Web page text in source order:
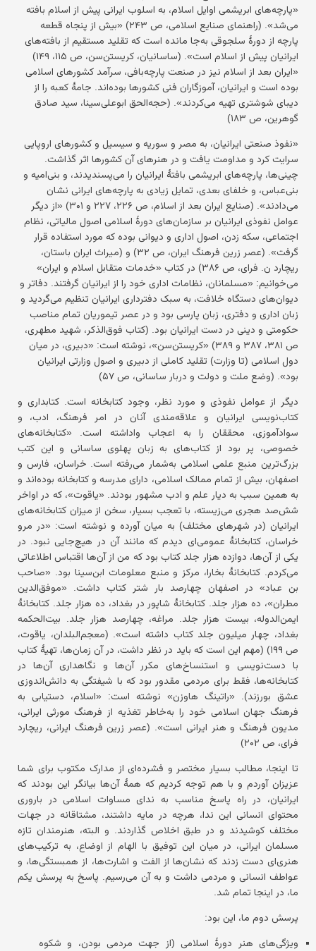
«پارچه‌های ابریشمی اوایل اسلام، به اسلوب ایرانی پیش از اسلام بافته
می‌شد». (راهنمای صنایع اسلامی، ص ۲۴۳) «بیش از پنجاه قطعه
پارچه از دورهٔ سلجوقی به‌جا مانده است که تقلید مستقیم از بافته‌های
ایرانیان پیش از اسلام است». (ساسانیان، کریستن‌سن، ص ۱۱۵، ۱۴۹)
«ایران بعد از اسلام نیز در صنعت پارچه‌بافی، سرآمد کشورهای اسلامی
بوده است و ایرانیان، آموزگاران فنی کشورها بوده‌اند. جامهٔ کعبه را از
دیبای شوشتری تهیه می‌کردند». (حجه‌الحق ابوعلی‌سینا، سید صادق
گوهرین، ص ۱۸۳)
«نفوذ صنعتی ایرانیان، به مصر و سوریه و سیسیل و کشورهای اروپایی
سرایت کرد و مداومت یافت و در هنرهای آن کشورها اثر گذاشت.
چینی‌ها، پارچه‌های ابریشمی بافتهٔ ایرانیان را می‌پسندیدند، و بنی‌امیه و
بنی‌عباس، و خلفای بعدی، تمایل زیادی به پارچه‌های ایرانی نشان
می‌دادند». (صنایع ایران بعد از اسلام، ص ۲۲۶، ۲۲۷ و ۳۰۱) «از دیگر
عوامل نفوذی ایرانیان بر سازمان‌های دورهٔ اسلامی اصول مالیاتی، نظام
اجتماعی، سکه زدن، اصول اداری و دیوانی بوده که مورد استفاده قرار
گرفت». (عصر زرین فرهنگ ایران، ص ۳۲) و (میراث ایران باستان،
ریچارد ن. فرای، ص ۳۸۶) در کتاب «خدمات متقابل اسلام و ایران»
می‌خوانیم: «مسلمانان، نظامات اداری خود را از ایرانیان گرفتند. دفاتر و
دیوان‌های دستگاه خلافت، به سبک دفترداری ایرانیان تنظیم می‌گردید و
زبان اداری و دفتری، زبان پارسی بود و در عصر تیموریان تمام مناصب
حکومتی و دینی در دست ایرانیان بود. (کتاب فوق‌الذکر، شهید مطهری،
ص ۳۸۱، ۳۸۷ و ۳۸۹) «کریستن‌سن»، نوشته است: «دبیری، در میان
دول اسلامی (تا وزارت) تقلید کاملی از دبیری و اصول وزارتی ایرانیان
بود». (وضع ملت و دولت و دربار ساسانی، ص ۵۷)
دیگر از عوامل نفوذی و مورد نظر، وجود کتابخانه است. کتابداری و
کتاب‌نویسی ایرانیان و علاقه‌مندی آنان در امر فرهنگ، ادب، و
سوادآموزی، محققان را به اعجاب واداشته است. «کتابخانه‌های
خصوصی، پر بود از کتاب‌های به زبان پهلوی ساسانی و این کتب
بزرگ‌ترین منبع علمی اسلامی به‌شمار می‌رفته است. خراسان، فارس و
اصفهان، بیش از تمام ممالک اسلامی، دارای مدرسه و کتابخانه بوده‌اند و
به همین سبب به دیار علم و ادب مشهور بودند. «یاقوت»، که در اواخر
شش‌صد هجری می‌زیسته، با تعجب بسیار، سخن از میزان کتابخانه‌های
ایرانیان (در شهرهای مختلف) به میان آورده و نوشته است: «در مرو
خراسان، کتابخانهٔ عمومی‌ای دیدم که مانند آن در هیچ‌جایی نبود. در
یکی از آن‌ها، دوازده هزار جلد کتاب بود که من از آن‌ها اقتباس اطلاعاتی
می‌کردم. کتابخانهٔ بخارا، مرکز و منبع معلومات ابن‌سینا بود. «صاحب
بن عباد» در اصفهان چهارصد بار شتر کتاب داشت. «موفق‌الدین
مطران»، ده هزار جلد. کتابخانهٔ شاپور در بغداد، ده هزار جلد. کتابخانهٔ
ایمن‌الدوله، بیست هزار جلد. مراغه، چهارصد هزار جلد. بیت‌الحکمه
بغداد، چهار میلیون جلد کتاب داشته است». (معجم‌البلدان، یاقوت،
ص ۱۹۹) (مهم این است که باید در نظر داشت، در آن زمان‌ها، تهیهٔ کتاب
با دست‌نویسی و استنساخ‌های مکرر آن‌ها و نگاهداری آن‌ها در
کتابخانه‌ها، فقط برای مردمی مقدور بود که با شیفتگی به دانش‌اندوزی
عشق بورزند). «راتینگ هاوزن» نوشته است: «اسلام، دستیابی به
فرهنگ جهان اسلامی خود را به‌خاطر تغذیه از فرهنگ مورثی ایرانی،
مدیون فرهنگ و هنر ایرانی است». (عصر زرین فرهنگ ایرانی، ریچارد
فرای، ص ۲۰۲)
تا اینجا، مطالب بسیار مختصر و فشرده‌ای از مدارک مکتوب برای شما
عزیزان آوردم و با هم توجه کردیم که همهٔ آن‌ها بیانگر این بودند که
ایرانیان، در راه پاسخ مناسب به ندای مساوات اسلامی در باروری
محتوای انسانی این ندا، هرچه در مایه داشتند، مشتاقانه در جهات
مختلف کوشیدند و در طبق اخلاص گذاردند. و البته، هنرمندان تازه
مسلمان ایرانی، در میان این توفیق با الهام از اوضاع، به ترکیب‌های
هنری‌ای دست زدند که نشان‌ها از الفت و اشارت‌ها، از همبستگی‌ها، و
عواطف انسانی و مردمی داشت و به آن می‌رسیم. پاسخ به پرسش یکم
ما، در اینجا تمام شد.
پرسش دوم ما، این بود:
ویژگی‌های هنر دورهٔ اسلامی (از جهت مردمی بودن، و شکوه